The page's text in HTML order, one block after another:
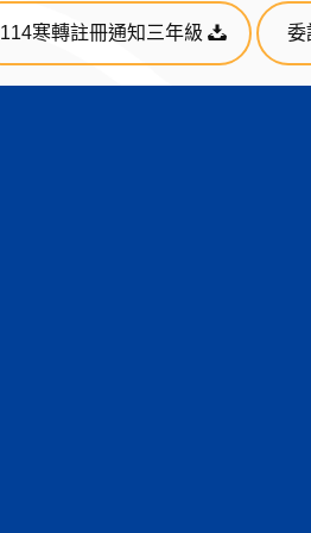
114寒轉註冊通知三年級 委